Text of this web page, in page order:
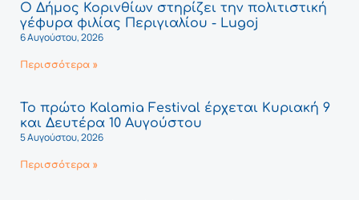
Ο Δήμος Κορινθίων στηρίζει την πολιτιστική
γέφυρα φιλίας Περιγιαλίου - Lugoj
6 Αυγούστου, 2026
Περισσότερα »
Το πρώτο Kalamia Festival έρχεται Κυριακή 9
και Δευτέρα 10 Αυγούστου
5 Αυγούστου, 2026
Περισσότερα »